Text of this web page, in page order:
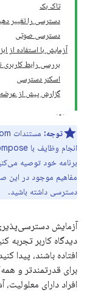
تاک بک
دسترسی را تغییر
دسترسی صوتی
آزمایش با استفاده از
بررسی رابط کاربری
اسکنر دسترسی
گزارش پیش از عرضه
توجه:
مفاهیم موجود در این
دسترسی داشته باشید.
آزمایش دسترسی‌پذیری
دیدگاه کاربر تجربه
افتاده باشند، پیدا
برای قدرتمندتر و
افراد دارای معلولیت،